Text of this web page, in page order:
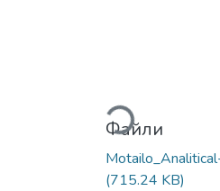
Вантажиться...
Файли
(715.24 KB)